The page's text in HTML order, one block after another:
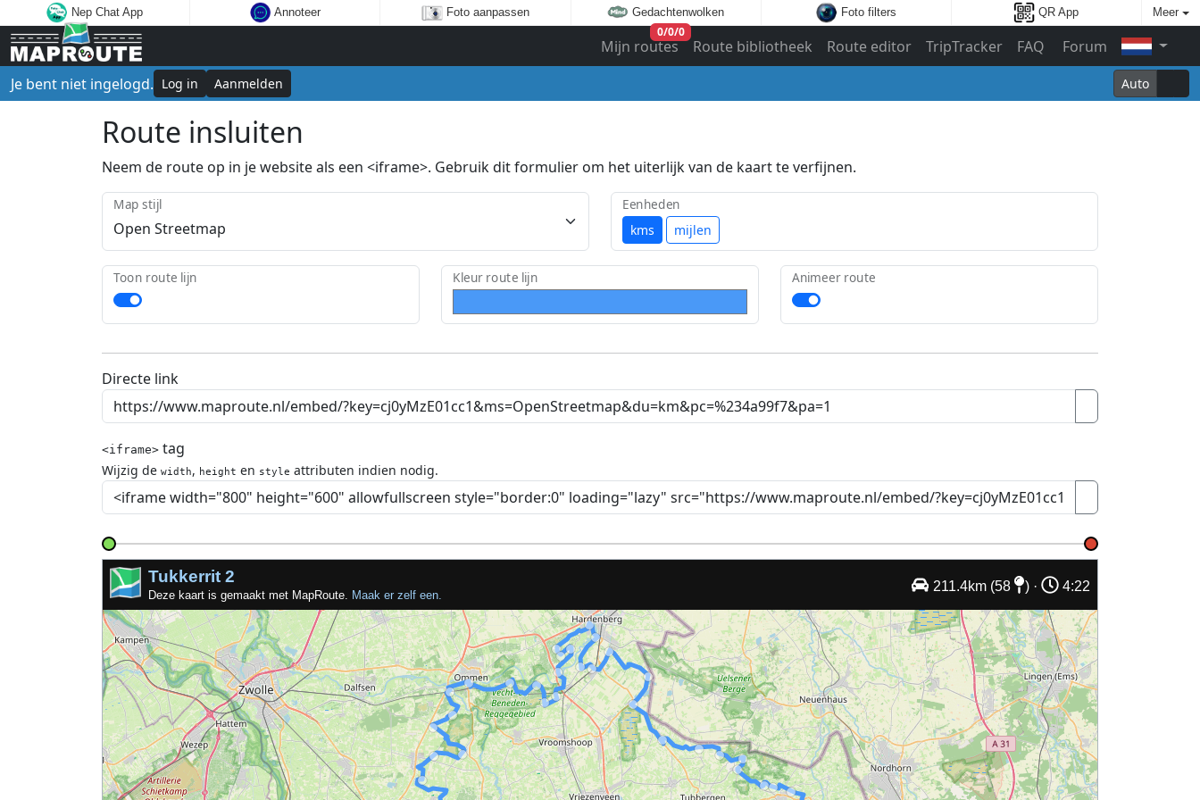
Nep Chat App Annoteer Foto aanpassen Gedachtenwolken Foto filters QR App Meer
Mijn routes
0/0/0
Route bibliotheek Route editor TripTracker FAQ
Forum
Je bent niet ingelogd. Log in Aanmelden Auto
Route insluiten
Neem de route op in je website als een <iframe>. Gebruik dit formulier om het uiterlijk van de kaart te verfijnen.
Map stijl
kms mijlen
Eenheden
Toon route lijn Kleur route lijn Animeer route
Directe link
<iframe> tag
Wijzig de width, height en style attributen indien nodig.